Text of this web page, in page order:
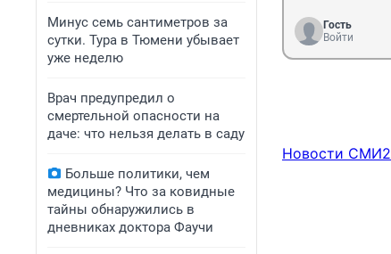
Минус семь сантиметров за
сутки. Тура в Тюмени убывает
уже неделю
Врач предупредил о
смертельной опасности на
даче: что нельзя делать в саду
Больше политики, чем
медицины? Что за ковидные
тайны обнаружились в
дневниках доктора Фаучи
Гость
Войти
Новости СМИ2